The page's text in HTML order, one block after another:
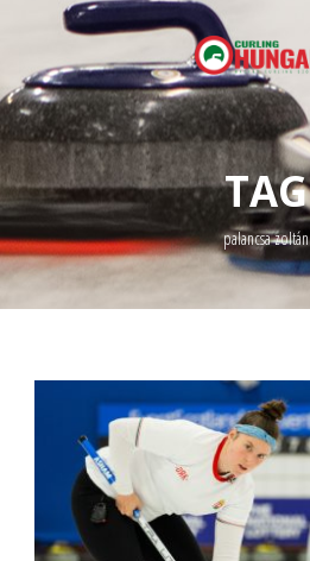
TAG
palancsa zoltán